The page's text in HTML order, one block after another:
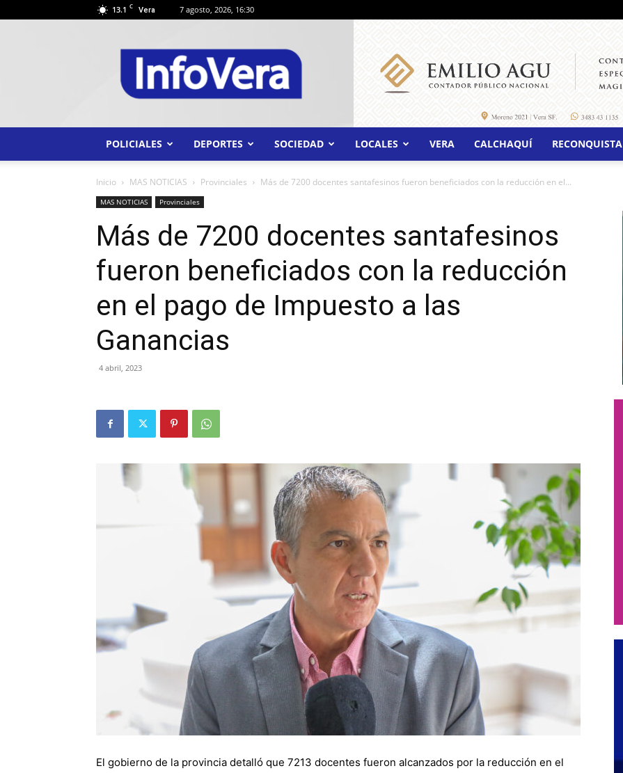
13.1 C Vera 7 agosto, 2026, 16:30
INFO
VERA
POLICIALES DEPORTES SOCIEDAD LOCALES VERA CALCHAQUÍ RECONQUISTA
Inicio MAS NOTICIAS Provinciales Más de 7200 docentes santafesinos fueron beneficiados con la reducción en el...
MAS NOTICIAS Provinciales
Más de 7200 docentes santafesinos
fueron beneficiados con la reducción
en el pago de Impuesto a las
Ganancias
4 abril, 2023
El gobierno de la provincia detalló que 7213 docentes fueron alcanzados por la reducción en el